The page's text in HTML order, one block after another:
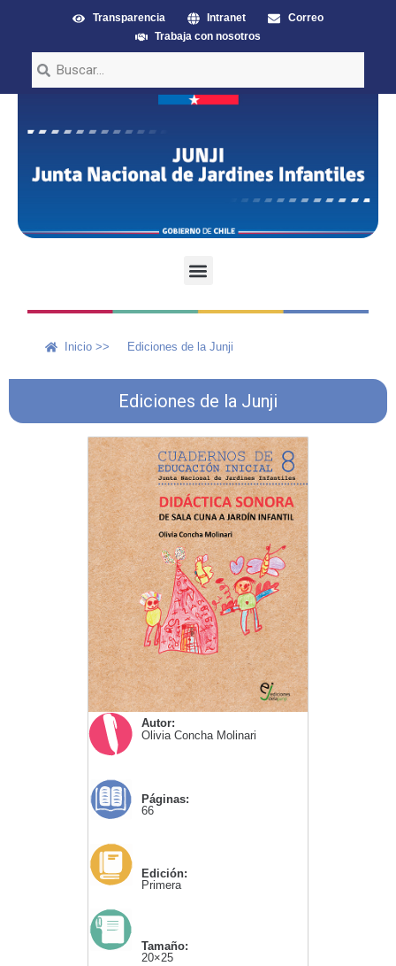
Transparencia Intranet
Correo
Trabaja con nosotros
Inicio >> Ediciones de la Junji
Ediciones de la Junji
Autor:
Olivia Concha Molinari
Páginas:
66
Edición:
Primera
Tamaño:
20×25